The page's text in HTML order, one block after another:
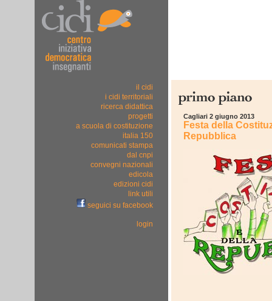
il cidi
i cidi territoriali
ricerca didattica
progetti
a scuola di costituzione
italia 150
comunicati stampa
dal cnpi
convegni nazionali
edicola
edizioni cidi
link utili
seguici su facebook
login
Cagliari 2 giugno 2013
Festa della
Repubblica